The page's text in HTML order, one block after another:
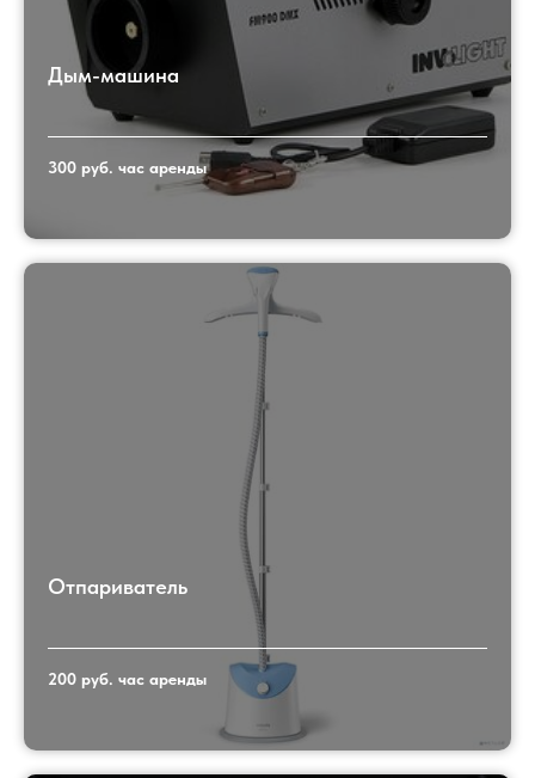
Дым-машина
300 руб. час аренды
Отпариватель
200 руб. час аренды